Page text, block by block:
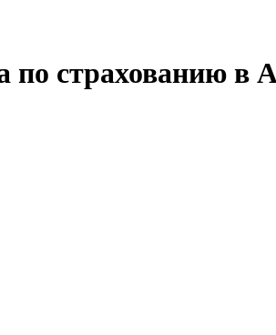
по страхованию в